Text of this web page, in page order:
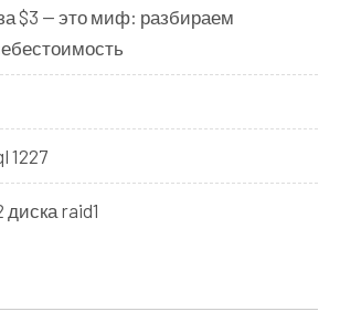
$3 — это миф: разбираем
1227
диска raid1